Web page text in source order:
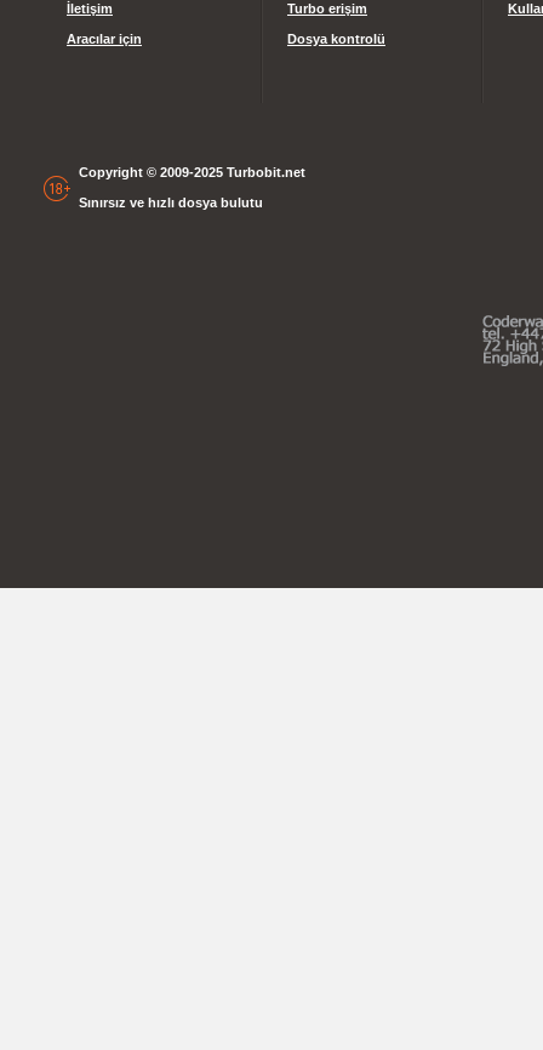
İletişim
Aracılar için
Turbo erişim
Dosya kontrolü
Copyright © 2009-2025 Turbobit.net
Sınırsız ve hızlı dosya bulutu